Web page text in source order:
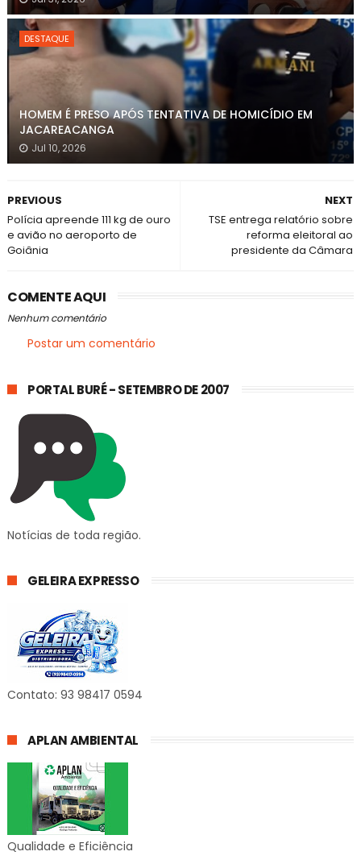
DESTAQUE
HOMEM É PRESO APÓS TENTATIVA DE HOMICÍDIO EM
JACAREACANGA
Jul 10, 2026
NEXT
TSE entrega relatório sobre
reforma eleitoral ao
presidente da Câmara
PREVIOUS
Polícia apreende 111 kg de ouro
e avião no aeroporto de
Goiânia
COMENTE AQUI
Nenhum comentário
Postar um comentário
PORTAL BURÉ - SETEMBRO DE 2007
Notícias de toda região.
GELEIRA EXPRESSO
Contato: 93 98417 0594
APLAN AMBIENTAL
Qualidade e Eficiência